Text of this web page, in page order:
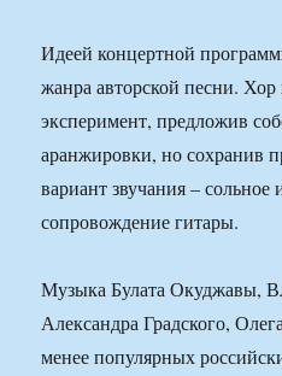
Идеей концертной
жанра авторской песни.
эксперимент, предложив
аранжировки, но сохранив
вариант звучания –
сопровождение гитары.
Музыка Булата Окуджавы,
Александра Градского,
менее популярных